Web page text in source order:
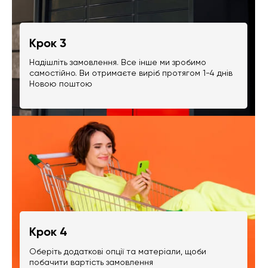
Крок 3
Надішліть замовлення. Все інше ми зробимо
самостійно. Ви отримаєте виріб протягом 1-4 днів
Новою поштою
Крок 4
Оберіть додаткові опції та матеріали, щоби
побачити вартість замовлення